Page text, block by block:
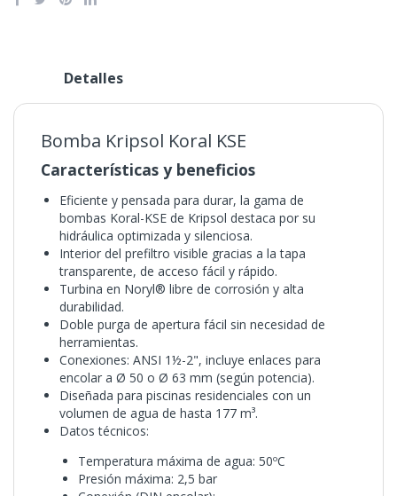
Detalles
Bomba Kripsol Koral KSE
Características y beneficios
Eficiente y pensada para durar, la gama de
bombas Koral-KSE de Kripsol destaca por su
hidráulica optimizada y silenciosa.
Interior del prefiltro visible gracias a la tapa
transparente, de acceso fácil y rápido.
Turbina en Noryl® libre de corrosión y alta
durabilidad.
Doble purga de apertura fácil sin necesidad de
herramientas.
Conexiones: ANSI 1½-2", incluye enlaces para
encolar a Ø 50 o Ø 63 mm (según potencia).
Diseñada para piscinas residenciales con un
volumen de agua de hasta 177 m³.
Datos técnicos:
Temperatura máxima de agua: 50ºC
Presión máxima: 2,5 bar